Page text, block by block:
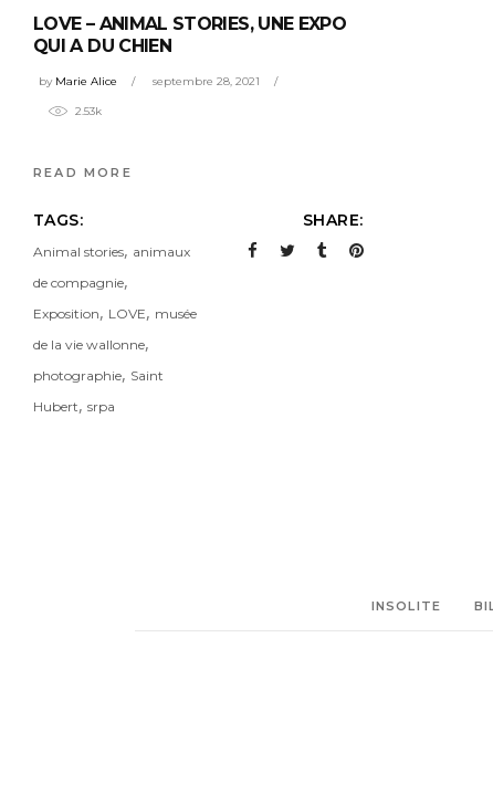
LOVE – ANIMAL STORIES, UNE EXPO
QUI A DU CHIEN
by Marie Alice septembre 28, 2021
2.53k
READ MORE
TAGS:
Animal stories, animaux
de compagnie,
Exposition, LOVE, musée
de la vie wallonne,
photographie, Saint
Hubert, srpa
SHARE:
INSOLITE